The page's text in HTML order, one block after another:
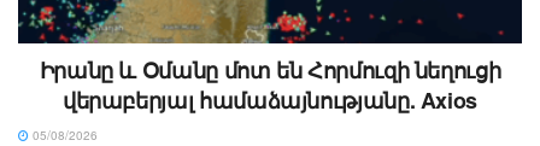
Իրանը և Օմանը մոտ են Հորմուզի նեղուցի
վերաբերյալ համաձայնությանը. Axios
05/08/2026